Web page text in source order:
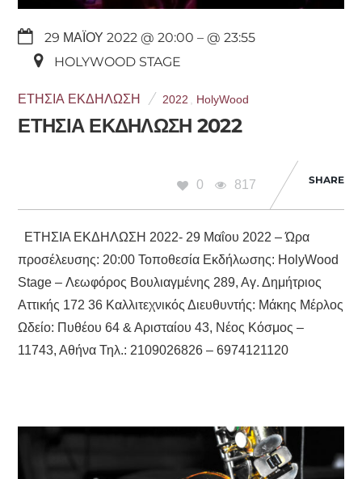
29 ΜΑΪ́ΟΥ 2022 @ 20:00– @ 23:55
HOLYWOOD STAGE
ΕΤΉΣΙΑ ΕΚΔΉΛΩΣΗ 2022 , HolyWood
ΕΤΗΣΙΑ ΕΚΔΗΛΩΣΗ 2022
0 817 SHARE
ΕΤΗΣΙΑ ΕΚΔΗΛΩΣΗ 2022- 29 Μαΐου 2022 – Ώρα
προσέλευσης: 20:00 Τοποθεσία Εκδήλωσης: HolyWood
Stage – Λεωφόρος Βουλιαγμένης 289, Αγ. Δημήτριος
Αττικής 172 36 Καλλιτεχνικός Διευθυντής: Μάκης Μέρλος
Ωδείο: Πυθέου 64 & Αρισταίου 43, Νέος Κόσμος –
11743, Αθήνα Τηλ.: 2109026826 – 6974121120